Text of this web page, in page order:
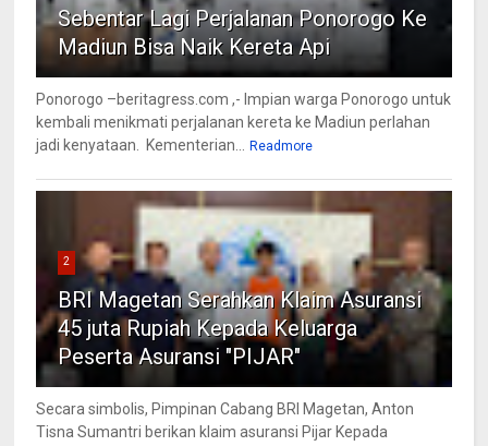
Sebentar Lagi Perjalanan Ponorogo Ke
Madiun Bisa Naik Kereta Api
Ponorogo –beritagress.com ,- Impian warga Ponorogo untuk
kembali menikmati perjalanan kereta ke Madiun perlahan
jadi kenyataan. Kementerian...
Readmore
2
BRI Magetan Serahkan Klaim Asuransi
45 juta Rupiah Kepada Keluarga
Peserta Asuransi "PIJAR"
Secara simbolis, Pimpinan Cabang BRI Magetan, Anton
Tisna Sumantri berikan klaim asuransi Pijar Kepada